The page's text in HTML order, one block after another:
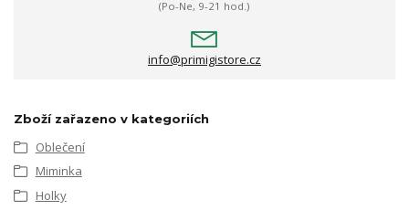
(Po-Ne, 9-21 hod.)
info@primigistore.cz
Zboží zařazeno v kategoriích
Oblečení
Miminka
Holky